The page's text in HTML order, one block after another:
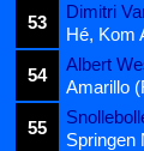
53
Dimitri
Hé, Kom
54
Albert
Amarillo
55
Springen